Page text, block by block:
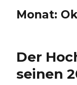
Monat:
Der
seinen